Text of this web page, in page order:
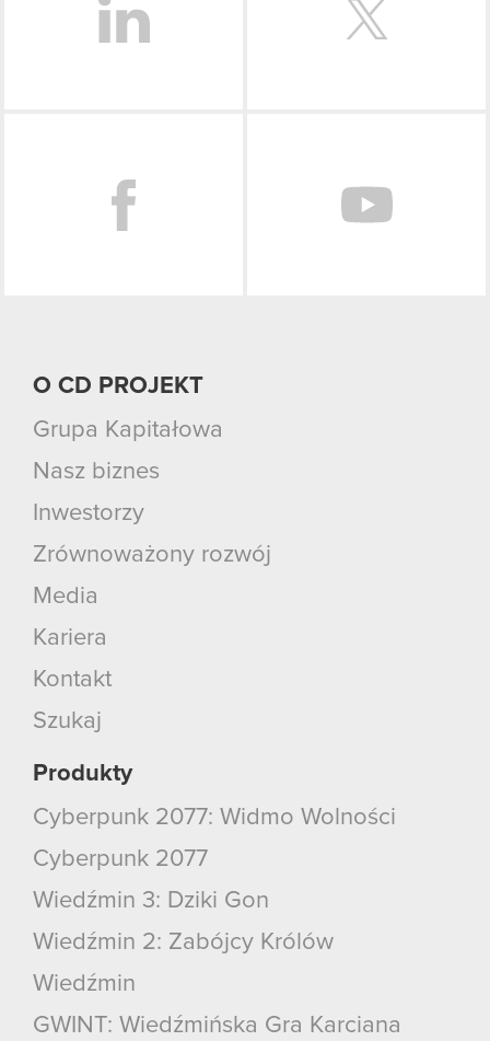
O CD PROJEKT
Grupa Kapitałowa
Nasz biznes
Inwestorzy
Zrównoważony rozwój
Media
Kariera
Kontakt
Szukaj
Produkty
Cyberpunk 2077: Widmo Wolności
Cyberpunk 2077
Wiedźmin 3: Dziki Gon
Wiedźmin 2: Zabójcy Królów
Wiedźmin
GWINT: Wiedźmińska Gra Karciana